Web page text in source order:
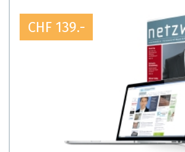
CHF 139.-